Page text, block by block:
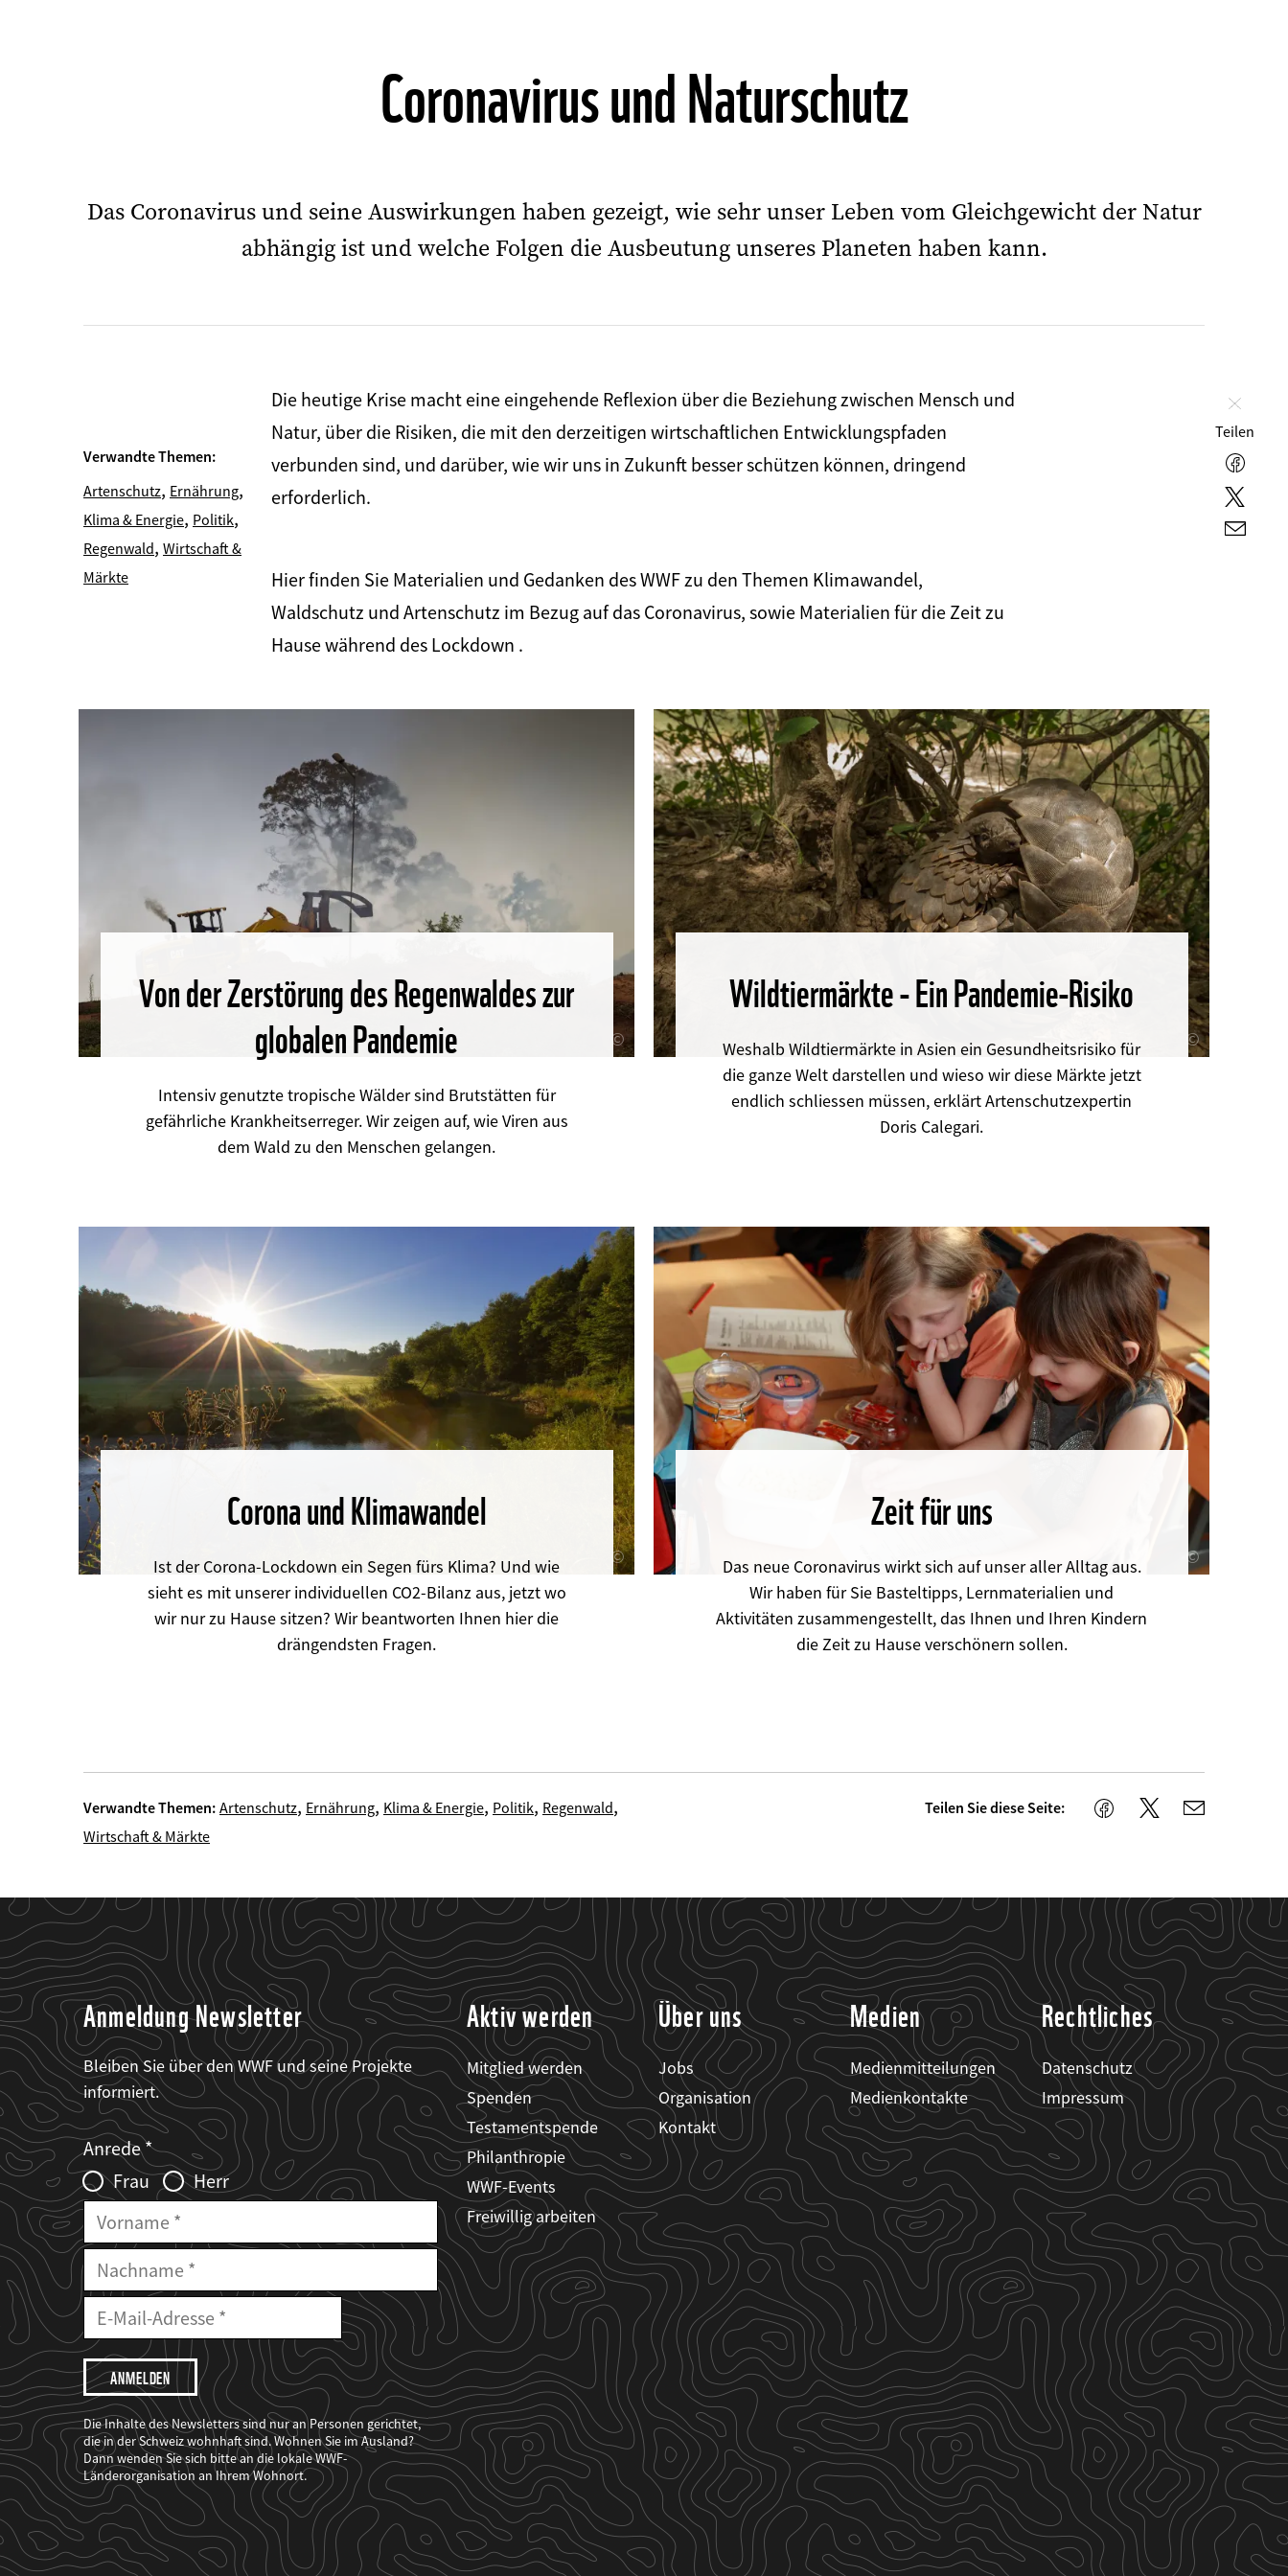
Coronavirus und Naturschutz
Das Coronavirus und seine Auswirkungen haben gezeigt, wie sehr unser Leben vom Gleichgewicht der Natur
abhängig ist und welche Folgen die Ausbeutung unseres Planeten haben kann.
Verwandte Themen:
Artenschutz, Ernährung,
Klima & Energie, Politik,
Regenwald, Wirtschaft &
Märkte
Die heutige Krise macht eine eingehende Reflexion über die Beziehung zwischen Mensch und
Natur, über die Risiken, die mit den derzeitigen wirtschaftlichen Entwicklungspfaden
verbunden sind, und darüber, wie wir uns in Zukunft besser schützen können, dringend
erforderlich.
Hier finden Sie Materialien und Gedanken des WWF zu den Themen Klimawandel,
Waldschutz und Artenschutz im Bezug auf das Coronavirus, sowie Materialien für die Zeit zu
Hause während des Lockdown .
©
Von der Zerstörung des Regenwaldes zur
globalen Pandemie
Intensiv genutzte tropische Wälder sind Brutstätten für
gefährliche Krankheitserreger. Wir zeigen auf, wie Viren aus
dem Wald zu den Menschen gelangen.
©
Wildtiermärkte - Ein Pandemie-Risiko
Weshalb Wildtiermärkte in Asien ein Gesundheitsrisiko für
die ganze Welt darstellen und wieso wir diese Märkte jetzt
endlich schliessen müssen, erklärt Artenschutzexpertin
Doris Calegari.
©
Corona und Klimawandel
Ist der Corona-Lockdown ein Segen fürs Klima? Und wie
sieht es mit unserer individuellen CO2-Bilanz aus, jetzt wo
wir nur zu Hause sitzen? Wir beantworten Ihnen hier die
drängendsten Fragen.
©
Zeit für uns
Das neue Coronavirus wirkt sich auf unser aller Alltag aus.
Wir haben für Sie Basteltipps, Lernmaterialien und
Aktivitäten zusammengestellt, das Ihnen und Ihren Kindern
die Zeit zu Hause verschönern sollen.
Verwandte Themen: Artenschutz, Ernährung, Klima & Energie, Politik, Regenwald,
Wirtschaft & Märkte
Teilen
E-
Teilen Sie diese Seite: Facebook
TwitterE-
Anmeldung Newsletter
Bleiben Sie über den WWF und seine Projekte
informiert.
Web2Case
Infofelder
Fieldset
anrede_name
Anrede
Frau
Herr
Vorname
Nachname
E-
Mailadresse
Mail
Adresse
Ich
möchte,
dass
der
WWF
mich
über
seine
Projekte
informiert.
Die Inhalte des Newsletters sind nur an Personen gerichtet,
die in der Schweiz wohnhaft sind. Wohnen Sie im Ausland?
Dann wenden Sie sich bitte an die lokale WWF-
Länderorganisation an Ihrem Wohnort.
Aktiv werden
Mitglied werden
Spenden
Testamentspende
Philanthropie
WWF-Events
Freiwillig arbeiten
Über uns
Jobs
Organisation
Kontakt
Medien
Medienmitteilungen
Medienkontakte
Rechtliches
Datenschutz
Impressum